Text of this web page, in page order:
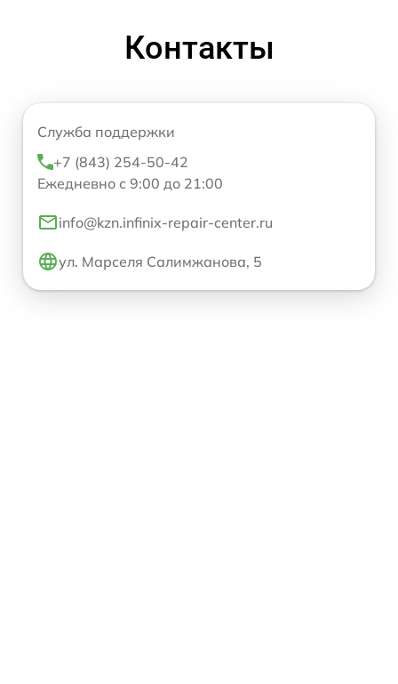
Контакты
Служба поддержки
+7 (843) 254-50-42
Ежедневно с 9:00 до 21:00
info@kzn.infinix-repair-center.ru
ул. Марселя Салимжанова, 5